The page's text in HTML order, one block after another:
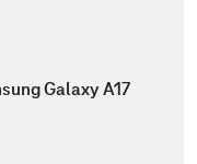
Galaxy A17